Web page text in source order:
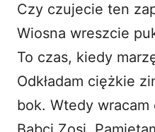
Czy czujecie ten
Wiosna wreszcie
To czas, kiedy
Odkładam ciężkie
bok. Wtedy